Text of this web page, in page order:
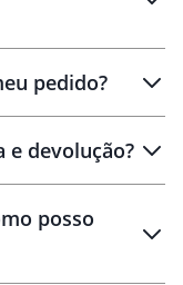
amostras
pedido?
e devolução?
posso